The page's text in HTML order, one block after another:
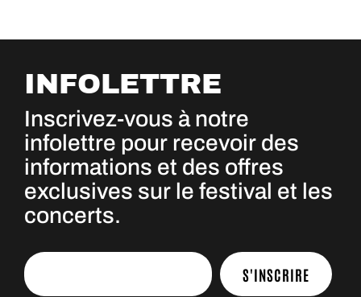
INFOLETTRE
Inscrivez-vous à notre
infolettre pour recevoir des
informations et des offres
exclusives sur le festival et les
concerts.
S'INSCRIRE